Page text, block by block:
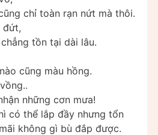
chỉ toàn rạn nứt mà thôi.
đứt,
tồn tại dài lâu.
cũng màu hồng.
những cơn mưa!
có thể lắp đầy nhưng tổn
không gì bù đắp được.